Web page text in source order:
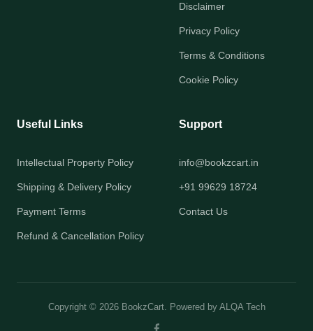
Disclaimer
Privacy Policy
Terms & Conditions
Cookie Policy
Useful Links
Intellectual Property Policy
Shipping & Delivery Policy
Payment Terms
Refund & Cancellation Policy
Support
info@bookzcart.in
+91 99629 18724
Contact Us
Copyright © 2026 BookzCart. Powered by ALQA Tech